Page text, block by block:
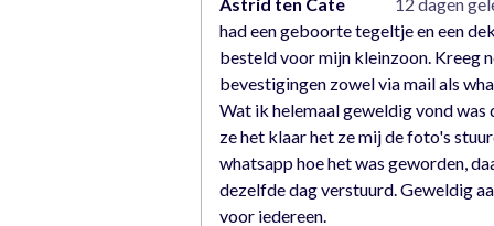
had een geboorte tegeltje en een
besteld voor mijn kleinzoon. Kreeg
bevestigingen zowel via mail als
Wat ik helemaal geweldig vond was
ze het klaar het ze mij de foto's
whatsapp hoe het was geworden,
dezelfde dag verstuurd. Geweldig
voor iedereen.